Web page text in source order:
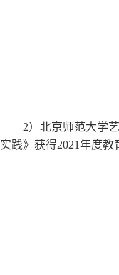
2） 北京师范大学
实践》获得2021年度教